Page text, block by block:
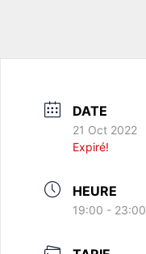
DATE
21 Oct 2022
Expiré!
HEURE
19:00 - 23:00